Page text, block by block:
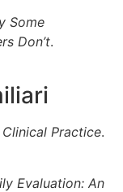
Some
Don’t.
Practice.
Evaluation: An